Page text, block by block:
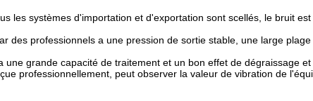
les systèmes d'importation et d'exportation sont scellés, le bruit
des professionnels a une pression de sortie stable, une large
grande capacité de traitement et un bon effet de dégraissage et
professionnellement, peut observer la valeur de vibration de